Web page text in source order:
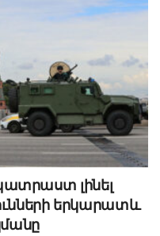
լինել
երկարատև